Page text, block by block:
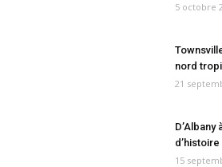
5 octobre
nord
21
D’Albany
15